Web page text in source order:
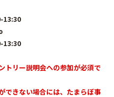
13:30
13:30
トリー説明会への参加が必須で
できない場合には、たまらぼ事